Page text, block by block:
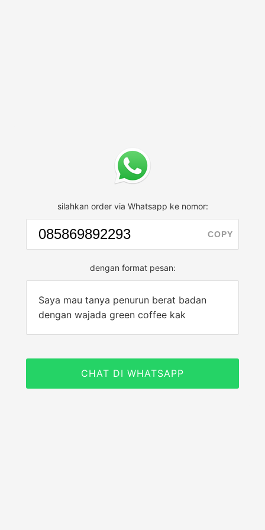
silahkan order via Whatsapp ke nomor:
COPY
dengan format pesan:
Saya mau tanya penurun berat badan
dengan wajada green coffee kak
CHAT DI WHATSAPP